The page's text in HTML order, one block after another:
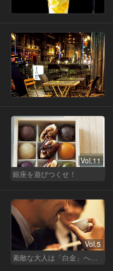
Vol.11
銀座を遊びつくせ！
Vol.5
素敵な大人は「白金」へ後輩を誘う